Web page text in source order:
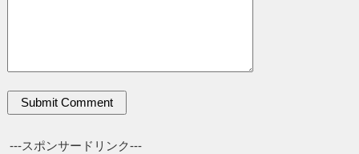
---スポンサードリンク---